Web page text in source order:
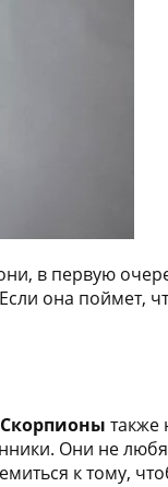
в первую
она поймет,
также
Они не
к тому,